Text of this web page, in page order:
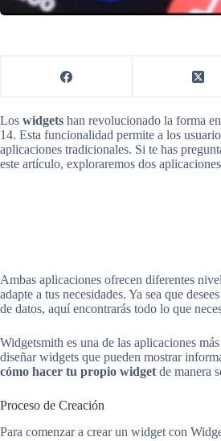
Los widgets han revolucionado la forma
14. Esta funcionalidad permite a los
aplicaciones tradicionales. Si te has
este artículo, exploraremos dos
Ambas aplicaciones ofrecen diferentes
adapte a tus necesidades. Ya sea que
de datos, aquí encontrarás todo lo que
Widgetsmith es una de las aplicaciones
diseñar widgets que pueden mostrar
cómo hacer tu propio widgetde manera
Proceso de Creación
Para comenzar a crear un widget con